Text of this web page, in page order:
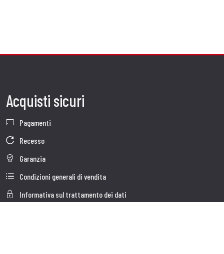
Acquisti sicuri
Pagamenti
Recesso
Garanzia
Condizioni generali di vendita
Informativa sul trattamento dei dati